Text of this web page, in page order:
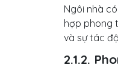
Ngôi nhà
hợp phong
và sự tác
2.1.2.